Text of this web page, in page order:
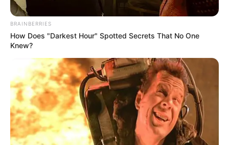
BRAINBERRIES
How Does "Darkest Hour" Spotted Secrets That No One
Knew?